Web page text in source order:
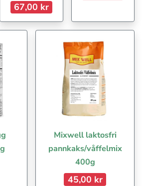
67,00 kr
Mixwell laktosfri
pannkaks/våffelmix
400g
45,00 kr